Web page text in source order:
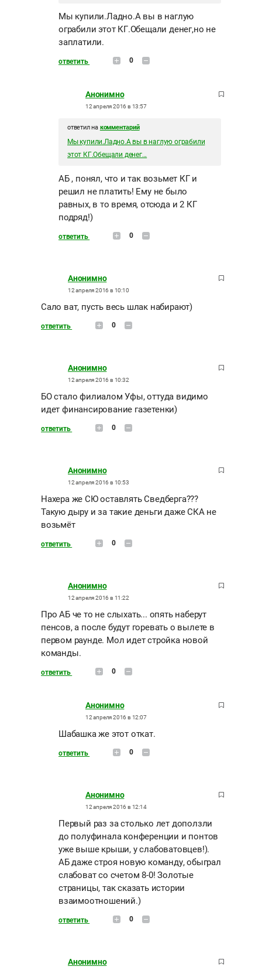
Мы купили.Ладно.А вы в наглую
ограбили этот КГ.Обещали денег,но не
заплатили.
ответить 0
Анонимно
12 апреля 2016 в 13:57
ответил на комментарий
Мы купили.Ладно.А вы в наглую ограбили
этот КГ.Обещали денег...
АБ , понял, что и так возьмет КГ и
решил не платить! Ему не было
равных, в то время, отсюда и 2 КГ
подряд!)
ответить 0
Анонимно
12 апреля 2016 в 10:10
Сало ват, пусть весь шлак набирают)
ответить 0
Анонимно
12 апреля 2016 в 10:32
БО стало филиалом Уфы, оттуда видимо
идет финансирование газетенки)
ответить 0
Анонимно
12 апреля 2016 в 10:53
Нахера же СЮ оставлять Сведберга???
Такую дыру и за такие деньги даже СКА не
возьмёт
ответить 0
Анонимно
12 апреля 2016 в 11:22
Про АБ че то не слыхать... опять наберут
пенсов, а после будут горевать о вылете в
первом раунде. Мол идет стройка новой
команды.
ответить 0
Анонимно
12 апреля 2016 в 12:07
Шабашка же этот откат.
ответить 0
Анонимно
12 апреля 2016 в 12:14
Первый раз за столько лет доползли
до полуфинала конференции и понтов
уже выше крыши, у слабоватовцев!).
АБ даже строя новую команду, обыграл
слабоват со счетом 8-0! Золотые
страницы, так сказать истории
взаимоотношений.)
ответить 0
Анонимно